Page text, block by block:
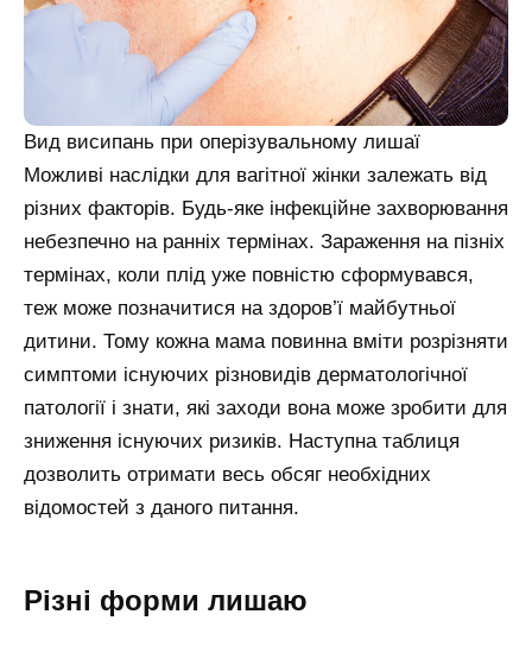
Вид висипань при оперізувальному лишаї
Можливі наслідки для вагітної жінки залежать від
різних факторів. Будь-яке інфекційне захворювання
небезпечно на ранніх термінах. Зараження на пізніх
термінах, коли плід уже повністю сформувався,
теж може позначитися на здоров’ї майбутньої
дитини. Тому кожна мама повинна вміти розрізняти
симптоми існуючих різновидів дерматологічної
патології і знати, які заходи вона може зробити для
зниження існуючих ризиків. Наступна таблиця
дозволить отримати весь обсяг необхідних
відомостей з даного питання.
Різні форми лишаю